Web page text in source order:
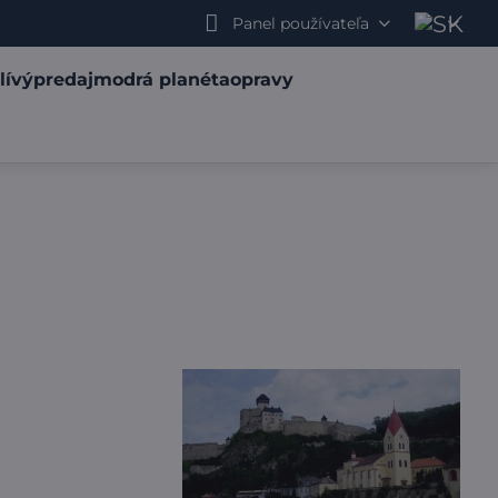
Panel používateľa
výpredajmodrá planétaopravy